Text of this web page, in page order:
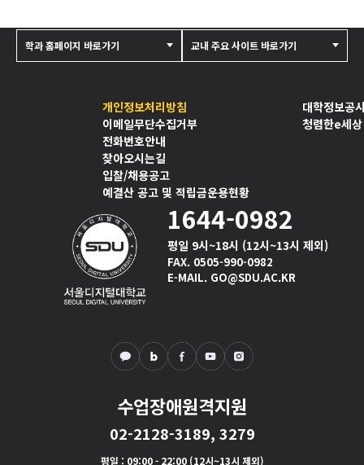
개인정보처리방침
이메일무단수집거부
전화번호안내
찾아오시는길
입찰/채용공고
예결산 공고 및 적립금운용현황
대학정보공
청렴한e세상
1644-0982
평일 9시~18시 (12시~13시 제외)
FAX. 0505-990-0982
E-MAIL. GO@SDU.AC.KR
수업장애원격지원
02-2128-3189, 3279
평일 : 09:00 - 22:00 (12시~13시 제외)
학과 홈페이지 바로가기 교내 주요 사이트 바로가기